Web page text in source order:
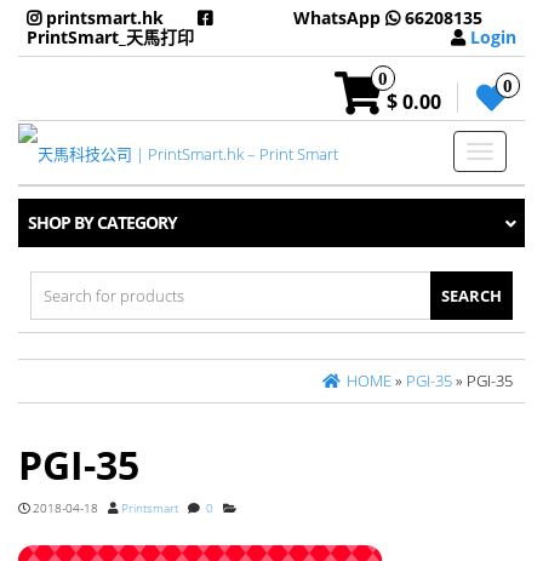
printsmart.hk
PrintSmart_天馬打印
WhatsApp
66208135
Login
0
$ 0.00
0
Toggle
SHOP BY CATEGORY
Search
for:
HOME» PGI-35» PGI-35
PGI-35
2018-04-18 Printsmart 0